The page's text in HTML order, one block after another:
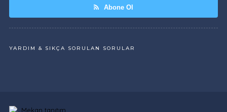
Abone Ol
YARDIM & SIKÇA SORULAN SORULAR